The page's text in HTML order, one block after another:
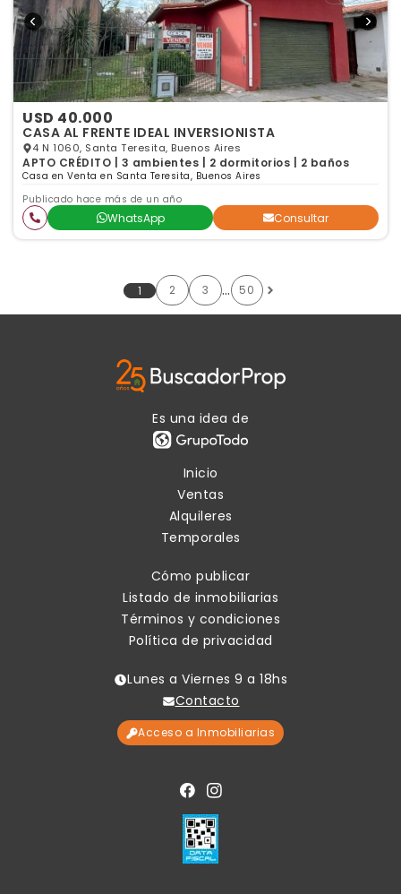
USD 40.000
CASA AL FRENTE IDEAL INVERSIONISTA
4 N 1060, Santa Teresita, Buenos Aires
APTO CRÉDITO | 3 ambientes | 2 dormitorios | 2 baños
Casa en Venta en Santa Teresita, Buenos Aires
Publicado hace más de un año
WhatsApp Consultar
1 2 3 … 50
Es una idea de
Inicio
Ventas
Alquileres
Temporales
Cómo publicar
Listado de inmobiliarias
Términos y condiciones
Política de privacidad
Lunes a Viernes 9 a 18hs
Contacto
Acceso a Inmobiliarias